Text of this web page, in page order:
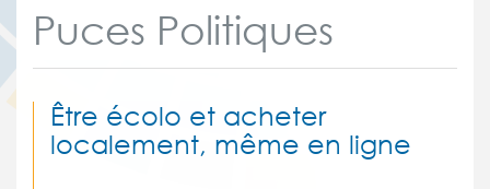
Puces Politiques
Être écolo et acheter
localement, même en ligne